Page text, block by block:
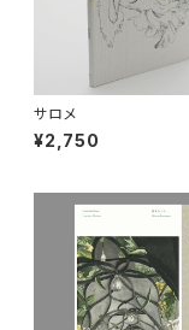
サロメ
¥2,750